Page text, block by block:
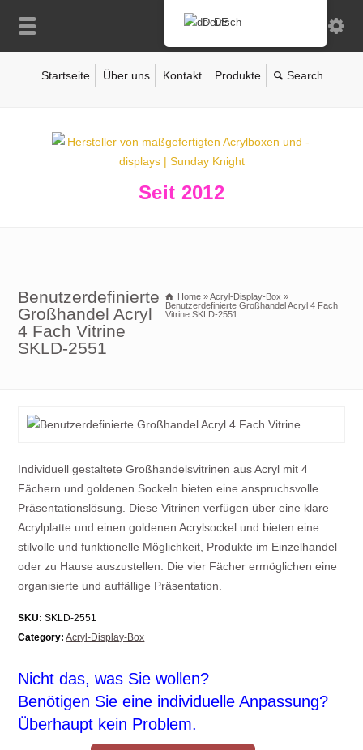
Startseite Über uns Kontakt Produkte
Seit 2012
Benutzerdefinierte
Großhandel Acryl
4 Fach Vitrine
SKLD-2551
Home »Acryl-Display-Box »
Benutzerdefinierte Großhandel Acryl 4 Fach
Vitrine SKLD-2551
Individuell gestaltete Großhandelsvitrinen aus Acryl mit 4
Fächern und goldenen Sockeln bieten eine anspruchsvolle
Präsentationslösung. Diese Vitrinen verfügen über eine klare
Acrylplatte und einen goldenen Acrylsockel und bieten eine
stilvolle und funktionelle Möglichkeit, Produkte im Einzelhandel
oder zu Hause auszustellen. Die vier Fächer ermöglichen eine
organisierte und auffällige Präsentation.
SKU: SKLD-2551
Category: Acryl-Display-Box
Nicht das, was Sie wollen?
Benötigen Sie eine individuelle Anpassung?
Überhaupt kein Problem.
Deutsch